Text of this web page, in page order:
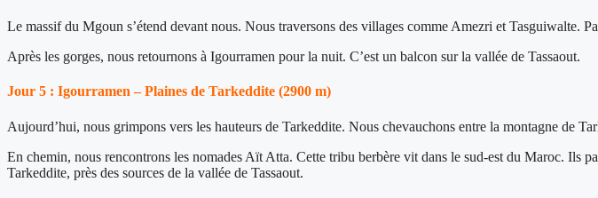
Le massif du Mgoun s’étend devant nous. Nous traversons des villages comme Amezri et Tasguiwalte.
Après les gorges, nous retournons à Igourramen pour la nuit. C’est un balcon sur la vallée de Tassaout.
Jour 5 : Igourramen – Plaines de Tarkeddite (2900 m)
Aujourd’hui, nous grimpons vers les hauteurs de Tarkeddite. Nous chevauchons entre la montagne de
En chemin, nous rencontrons les nomades Aït Atta. Cette tribu berbère vit dans le sud-est du Maroc. Ils
Tarkeddite, près des sources de la vallée de Tassaout.